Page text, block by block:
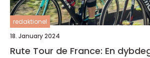
redaktionel
18. January 2024
Rute Tour de France: En